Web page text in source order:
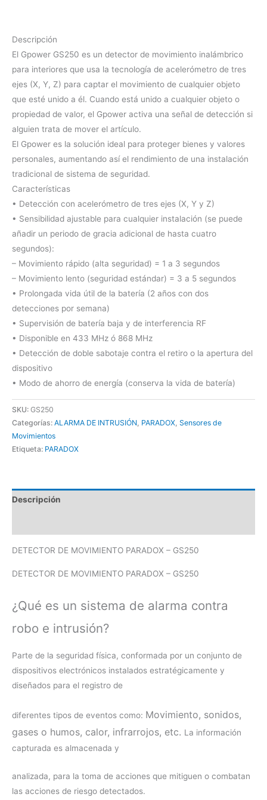
Descripción
El Gpower GS250 es un detector de movimiento inalámbrico
para interiores que usa la tecnología de acelerómetro de tres
ejes (X, Y, Z) para captar el movimiento de cualquier objeto
que esté unido a él. Cuando está unido a cualquier objeto o
propiedad de valor, el Gpower activa una señal de detección si
alguien trata de mover el artículo.
El Gpower es la solución ideal para proteger bienes y valores
personales, aumentando así el rendimiento de una instalación
tradicional de sistema de seguridad.
Características
• Detección con acelerómetro de tres ejes (X, Y y Z)
• Sensibilidad ajustable para cualquier instalación (se puede
añadir un periodo de gracia adicional de hasta cuatro
segundos):
– Movimiento rápido (alta seguridad) = 1 a 3 segundos
– Movimiento lento (seguridad estándar) = 3 a 5 segundos
• Prolongada vida útil de la batería (2 años con dos
detecciones por semana)
• Supervisión de batería baja y de interferencia RF
• Disponible en 433 MHz ó 868 MHz
• Detección de doble sabotaje contra el retiro o la apertura del
dispositivo
• Modo de ahorro de energía (conserva la vida de batería)
SKU: GS250
Categorías: ALARMA DE INTRUSIÓN PARADOX Sensores de
Movimientos
Etiqueta: PARADOX
Descripción
DETECTOR DE MOVIMIENTO PARADOX – GS250
DETECTOR DE MOVIMIENTO PARADOX – GS250
¿Qué es un sistema de alarma contra
robo e intrusión?
Parte de la seguridad física, conformada por un conjunto de
dispositivos electrónicos instalados estratégicamente y
diseñados para el registro de
diferentes tipos de eventos como: Movimiento, sonidos,
gases o humos, calor, infrarrojos, etc. La información
capturada es almacenada y
analizada, para la toma de acciones que mitiguen o combatan
las acciones de riesgo detectados.